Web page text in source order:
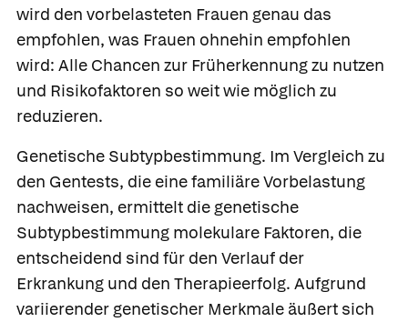
wird den vorbelasteten Frauen genau das
empfohlen, was Frauen ohnehin empfohlen
wird: Alle Chancen zur Früherkennung zu nutzen
und Risikofaktoren so weit wie möglich zu
reduzieren.
Genetische Subtypbestimmung. Im Vergleich zu
den Gentests, die eine familiäre Vorbelastung
nachweisen, ermittelt die genetische
Subtypbestimmung molekulare Faktoren, die
entscheidend sind für den Verlauf der
Erkrankung und den Therapieerfolg. Aufgrund
variierender genetischer Merkmale äußert sich